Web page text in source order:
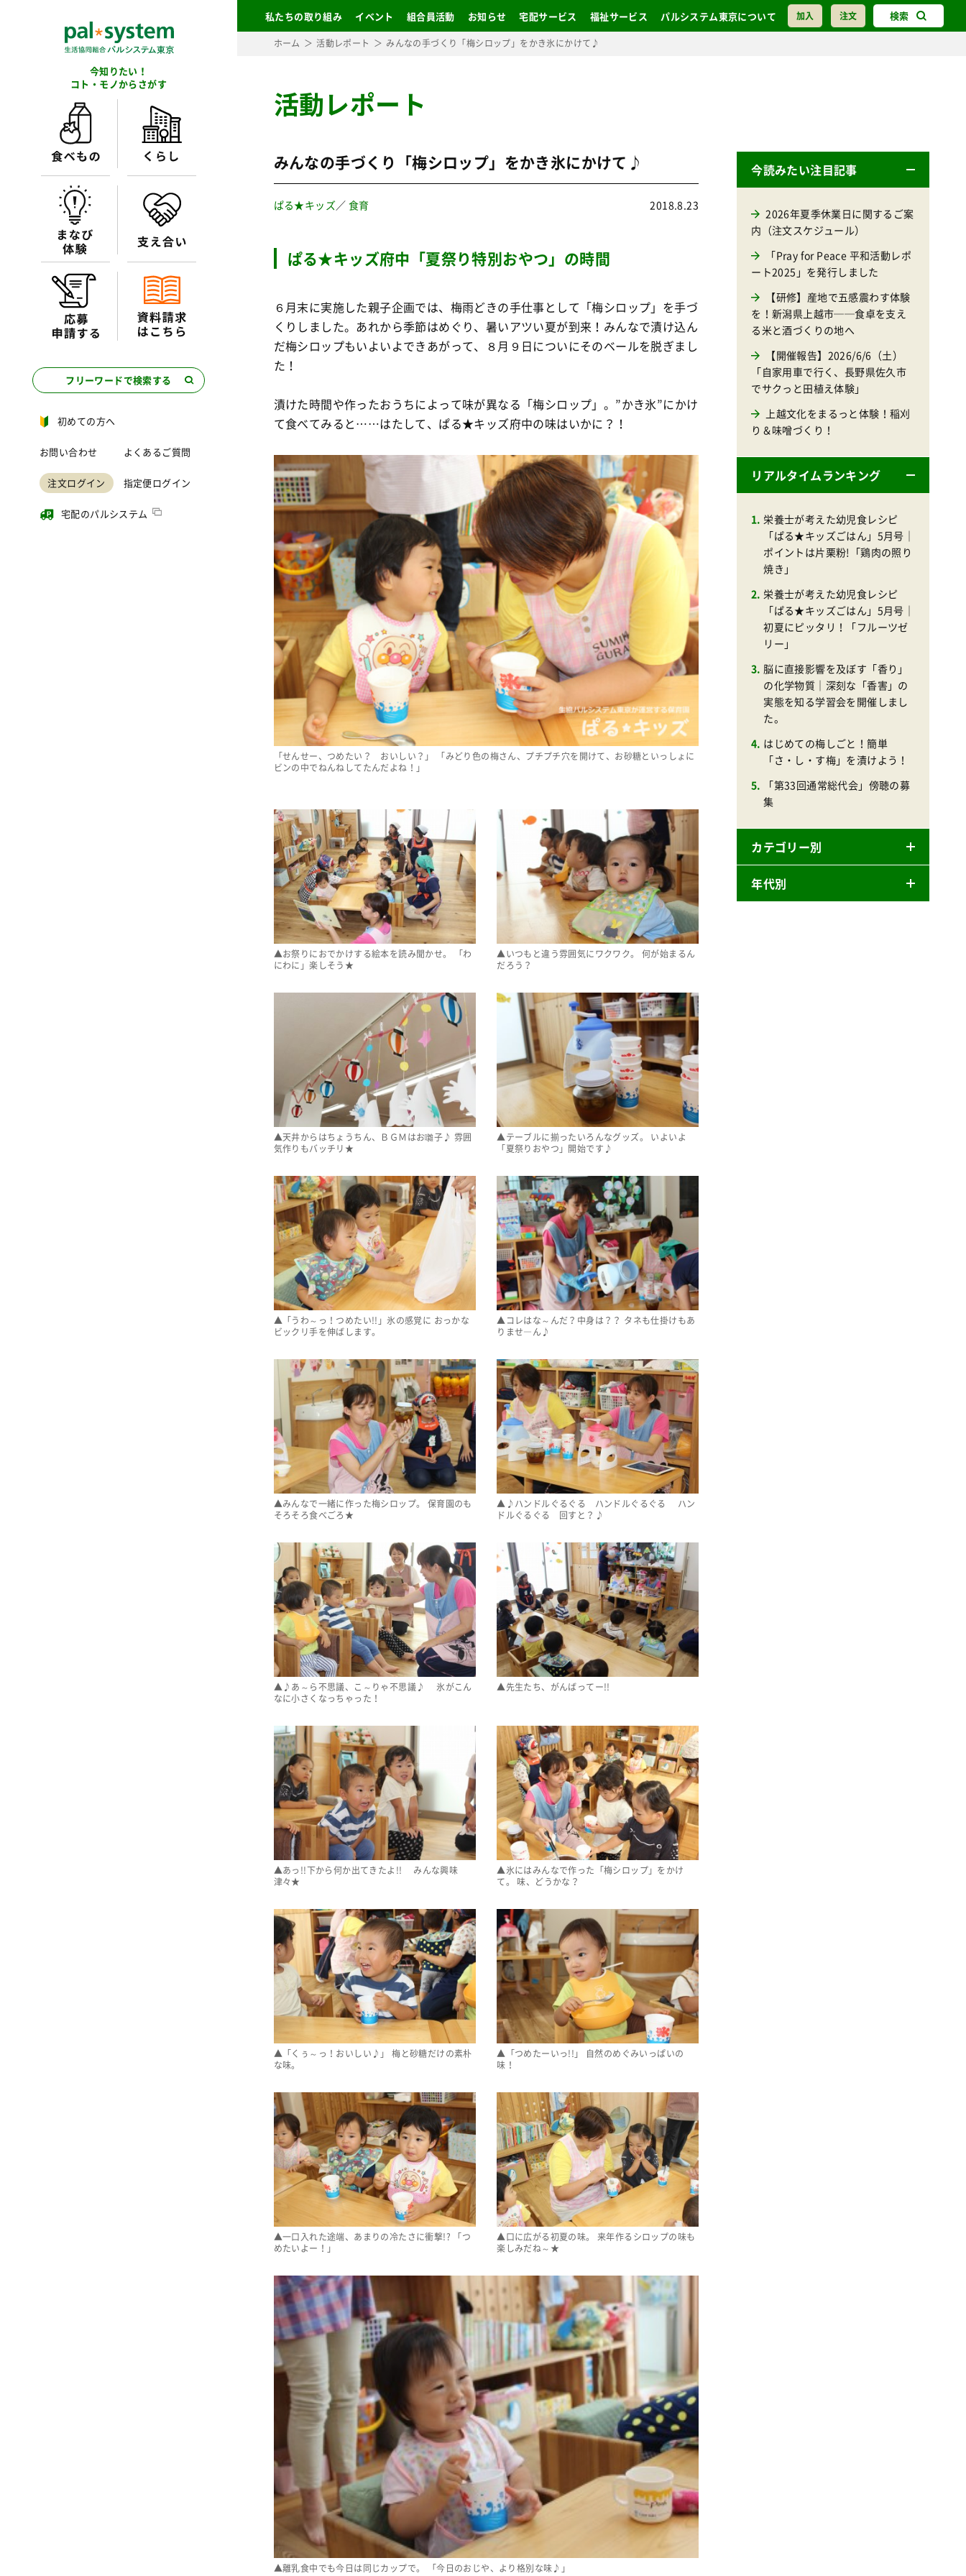
加入 注文 検索
私たちの取り組み イベント 組合員活動 お知らせ 宅配サービス 福祉サービス パルシステム東京について
今知りたい！
コト・モノからさがす
フリーワードで検索する
初めての方へ
お問い合わせ よくあるご質問
注文ログイン 指定便ログイン
宅配のパルシステム
ホーム 活動レポート みんなの手づくり「梅シロップ」をかき氷にかけて♪
活動レポート
みんなの手づくり「梅シロップ」をかき氷にかけて♪
ぱる★キッズ／ 食育 2018.8.23
ぱる★キッズ府中「夏祭り特別おやつ」の時間
６月末に実施した親子企画では、梅雨どきの手仕事として「梅シロップ」を手づ
くりしました。あれから季節はめぐり、暑いアツい夏が到来！みんなで漬け込ん
だ梅シロップもいよいよできあがって、８月９日についにそのベールを脱ぎまし
た！
漬けた時間や作ったおうちによって味が異なる「梅シロップ」。”かき氷”にかけ
て食べてみると……はたして、ぱる★キッズ府中の味はいかに？！
「せんせー、つめたい？ おいしい？」 「みどり色の梅さん、プチプチ穴を開けて、お砂糖といっしょに
ビンの中でねんねしてたんだよね！」
▲お祭りにおでかけする絵本を読み聞かせ。 「わ
にわに」楽しそう★
▲いつもと違う雰囲気にワクワク。 何が始まるん
だろう？
▲天井からはちょうちん、ＢＧＭはお囃子♪ 雰囲
気作りもバッチリ★
▲テーブルに揃ったいろんなグッズ。 いよいよ
「夏祭りおやつ」開始です♪
▲「うわ～っ！つめたい!!」氷の感覚に おっかな
ビックリ手を伸ばします。
▲コレはな～んだ？中身は？？ タネも仕掛けもあ
りませ―ん♪
▲みんなで一緒に作った梅シロップ。 保育園のも
そろそろ食べごろ★
▲♪ハンドルぐるぐる ハンドルぐるぐる ハン
ドルぐるぐる 回すと？♪
▲♪あ～ら不思議、こ～りゃ不思議♪ 氷がこん
なに小さくなっちゃった！
▲先生たち、がんばってー!!
▲あっ!!下から何か出てきたよ!! みんな興味
津々★
▲氷にはみんなで作った「梅シロップ」をかけ
て。 味、どうかな？
▲「くぅ～っ！おいしい♪」 梅と砂糖だけの素朴
な味。
▲「つめたーいっ!!」 自然のめぐみいっぱいの
味！
▲一口入れた途端、あまりの冷たさに衝撃!? 「つ
めたいよー！」
▲口に広がる初夏の味。 来年作るシロップの味も
楽しみだね～★
▲離乳食中でも今日は同じカップで。 「今日のおじや、より格別な味♪」
今読みたい注目記事
2026年夏季休業日に関するご案
内（注文スケジュール）
「Pray for Peace 平和活動レポ
ート2025」を発行しました
【研修】産地で五感震わす体験
を！新潟県上越市──食卓を支え
る米と酒づくりの地へ
【開催報告】2026/6/6（土）
「自家用車で行く、長野県佐久市
でサクっと田植え体験」
上越文化をまるっと体験！稲刈
り＆味噌づくり！
リアルタイムランキング
栄養士が考えた幼児食レシピ
「ぱる★キッズごはん」5月号｜
ポイントは片栗粉!「鶏肉の照り
焼き」
栄養士が考えた幼児食レシピ
「ぱる★キッズごはん」5月号｜
初夏にピッタリ！「フルーツゼ
リー」
脳に直接影響を及ぼす「香り」
の化学物質｜深刻な「香害」の
実態を知る学習会を開催しまし
た。
はじめての梅しごと！簡単
「さ・し・す梅」を漬けよう！
「第33回通常総代会」傍聴の募
集
カテゴリー別
ニュースリリース
年代別